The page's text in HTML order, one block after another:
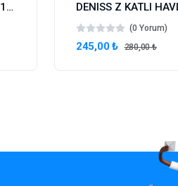
DENISS Z KATLI HAVLU – 150 YAPRAK
(0 Yorum)
245,00 ₺ 280,00 ₺